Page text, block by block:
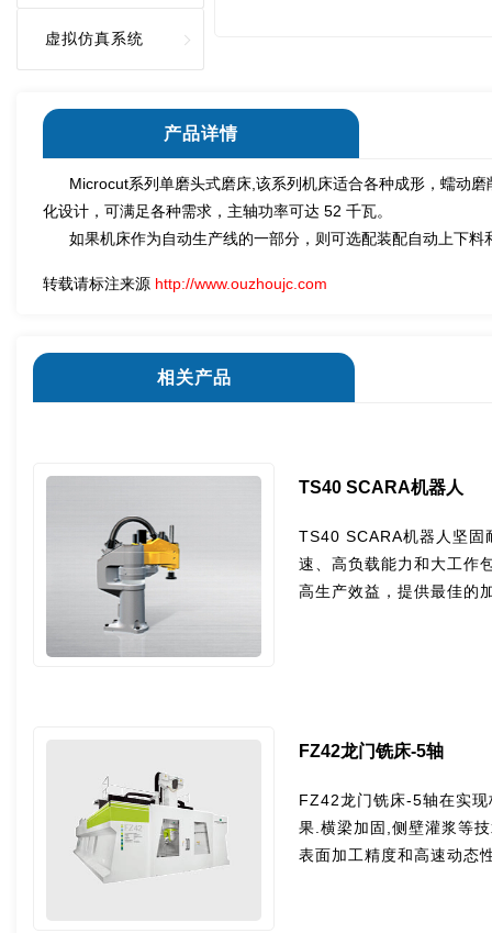
虚拟仿真系统
产品详情
Microcut系列单磨头式磨床,该系列机床适合各种成形，蠕动磨
化设计，可满足各种需求，主轴功率可达 52 千瓦。
如果机床作为自动生产线的一部分，则可选配装配自动上下料
转载请标注来源 http://www.ouzhoujc.com
相关产品
TS40 SCARA机器人
TS40 SCARA机器人坚固
速、高负载能力和大工作
高生产效益，提供最佳的
FZ42龙门铣床-5轴
FZ42龙门铣床-5轴在实
果.横梁加固,侧壁灌浆等
表面加工精度和高速动态